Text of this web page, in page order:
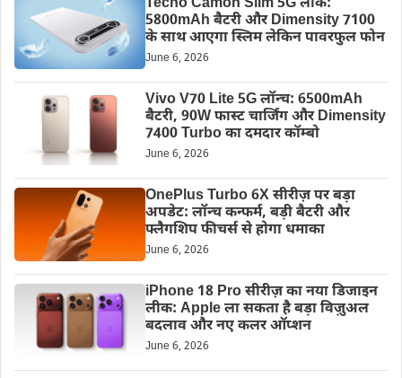
Tecno Camon Slim 5G लीक:
5800mAh बैटरी और Dimensity 7100
के साथ आएगा स्लिम लेकिन पावरफुल फोन
June 6, 2026
Vivo V70 Lite 5G लॉन्च: 6500mAh
बैटरी, 90W फास्ट चार्जिंग और Dimensity
7400 Turbo का दमदार कॉम्बो
June 6, 2026
OnePlus Turbo 6X सीरीज़ पर बड़ा
अपडेट: लॉन्च कन्फर्म, बड़ी बैटरी और
फ्लैगशिप फीचर्स से होगा धमाका
June 6, 2026
iPhone 18 Pro सीरीज़ का नया डिजाइन
लीक: Apple ला सकता है बड़ा विज़ुअल
बदलाव और नए कलर ऑप्शन
June 6, 2026